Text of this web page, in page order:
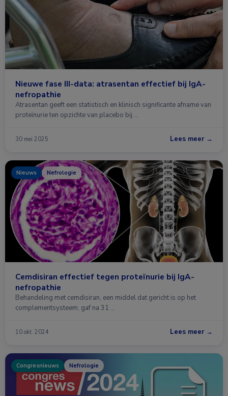
Nieuwe fase III-data: atrasentan effectief bij IgA-
nefropathie
Atrasentan geeft een statistisch en klinisch significante afname van
proteïnurie ten opzichte van placebo bij …
30 mei 2025 Lees meer →
Nieuws Nefrologie
Cemdisiran effectief tegen proteïnurie bij IgA-
nefropathie
Behandeling met cemdisiran, een middel dat gericht is op het
complementsysteem, gaf na 31 …
10 okt. 2024 Lees meer →
Congresnieuws Nefrologie